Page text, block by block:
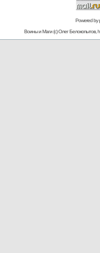
Powered by
Воины и Маги (c) Олег Белокопытов,